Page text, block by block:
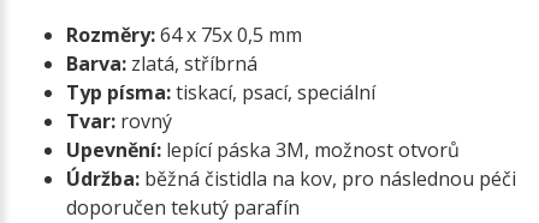
Rozměry:64 x 75x 0,5 mm
Barva: zlatá, stříbrná
Typ písma:tiskací, psací, speciální
Tvar: rovný
Upevnění: lepící páska 3M, možnost otvorů
Údržba: běžná čistidla na kov, pro následnou péči
doporučen tekutý parafín